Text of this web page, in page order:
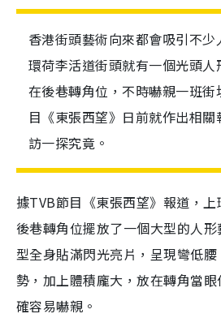
香港街頭藝術向來都會吸引不
環荷李活道街頭就有一個光頭人
在後巷轉角位，不時嚇親一班
目《東張西望》日前就作出相
訪一探究竟。
據TVB節目《東張西望》報道，
後巷轉角位擺放了一個大型的人
型全身貼滿閃光亮片，呈現彎低
勢，加上體積龐大，放在轉角當
確容易嚇親。